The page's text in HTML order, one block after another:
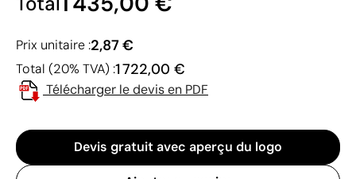
Prix unitaire :2,87 €
Total (20% TVA) :1 722,00 €
Télécharger le devis en PDF
Devis gratuit avec aperçu du logo